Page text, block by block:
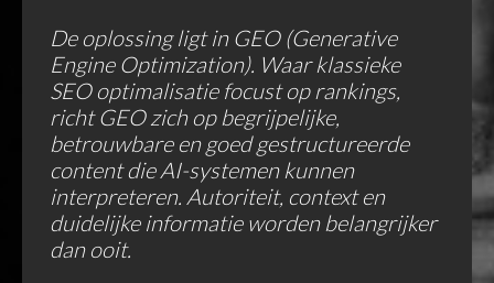
De oplossing ligt in GEO (Generative
Engine Optimization). Waar klassieke
SEO optimalisatie focust op rankings,
richt GEO zich op begrijpelijke,
betrouwbare en goed gestructureerde
content die AI-systemen kunnen
interpreteren. Autoriteit, context en
duidelijke informatie worden belangrijker
dan ooit.